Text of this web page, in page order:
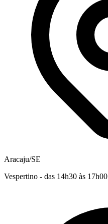
Aracaju/SE
Vespertino - das 14h30 às 17h00